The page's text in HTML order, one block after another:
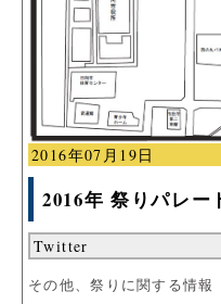
2016年07月19日
2016年 祭りパレー
Twitter
その他、祭りに関する情